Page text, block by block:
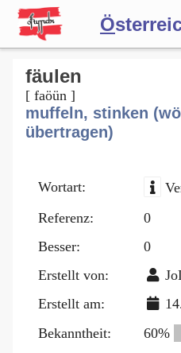
Ö
Wörterbuch
Forum
fäulen
[ faöün ]
muffeln, stinken
übertragen)
Wortart:
Referenz:
0
Besser:
0
Erstellt von:
Erstellt am:
Bekanntheit:
60%